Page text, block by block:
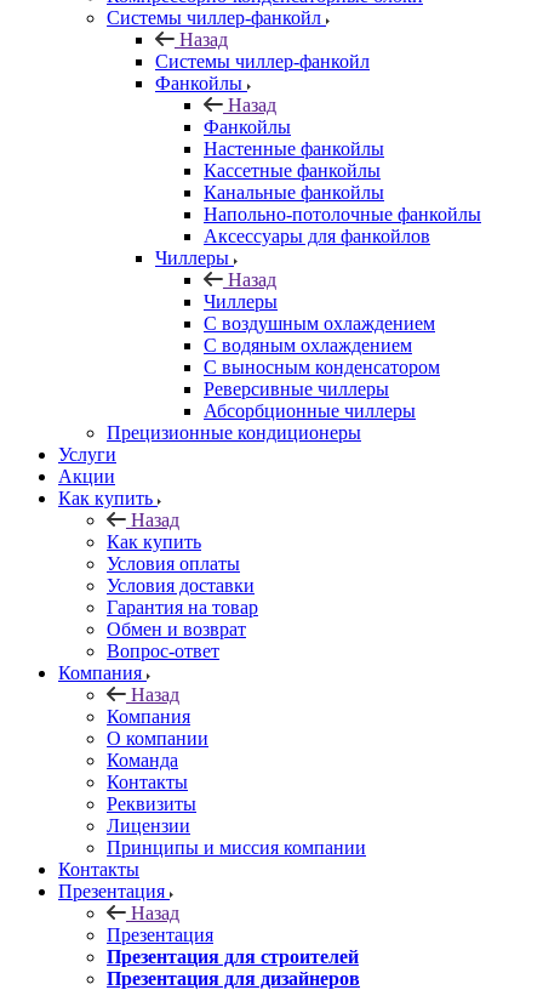
Системы чиллер-фанкойл
Назад
Системы чиллер-фанкойл
Фанкойлы
Назад
Фанкойлы
Настенные фанкойлы
Кассетные фанкойлы
Канальные фанкойлы
Напольно-потолочные фанкойлы
Аксессуары для фанкойлов
Чиллеры
Назад
Чиллеры
С воздушным охлаждением
С водяным охлаждением
С выносным конденсатором
Реверсивные чиллеры
Абсорбционные чиллеры
Прецизионные кондиционеры
Услуги
Акции
Как купить
Назад
Как купить
Условия оплаты
Условия доставки
Гарантия на товар
Обмен и возврат
Вопрос-ответ
Компания
Назад
Компания
О компании
Команда
Контакты
Реквизиты
Лицензии
Принципы и миссия компании
Контакты
Презентация
Назад
Презентация
Презентация для строителей
Презентация для дизайнеров